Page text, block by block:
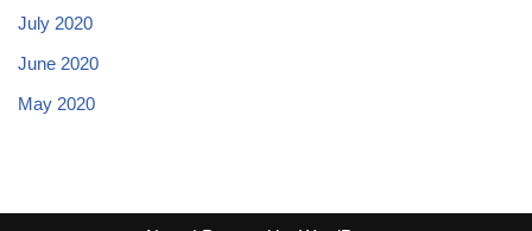
July 2020
June 2020
May 2020